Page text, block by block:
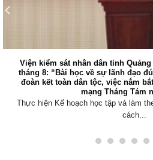
Viện kiểm sát nhân dân tỉnh
tháng 8: “Bài học về sự lãnh đạo
đoàn kết toàn dân tộc, việc nắm
mạng Tháng Tám
Thực hiện Kế hoạch học tập và làm
cách...